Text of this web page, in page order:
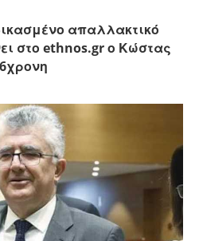
απαλλακτικό
στο ethnos.gr ο Κώστας